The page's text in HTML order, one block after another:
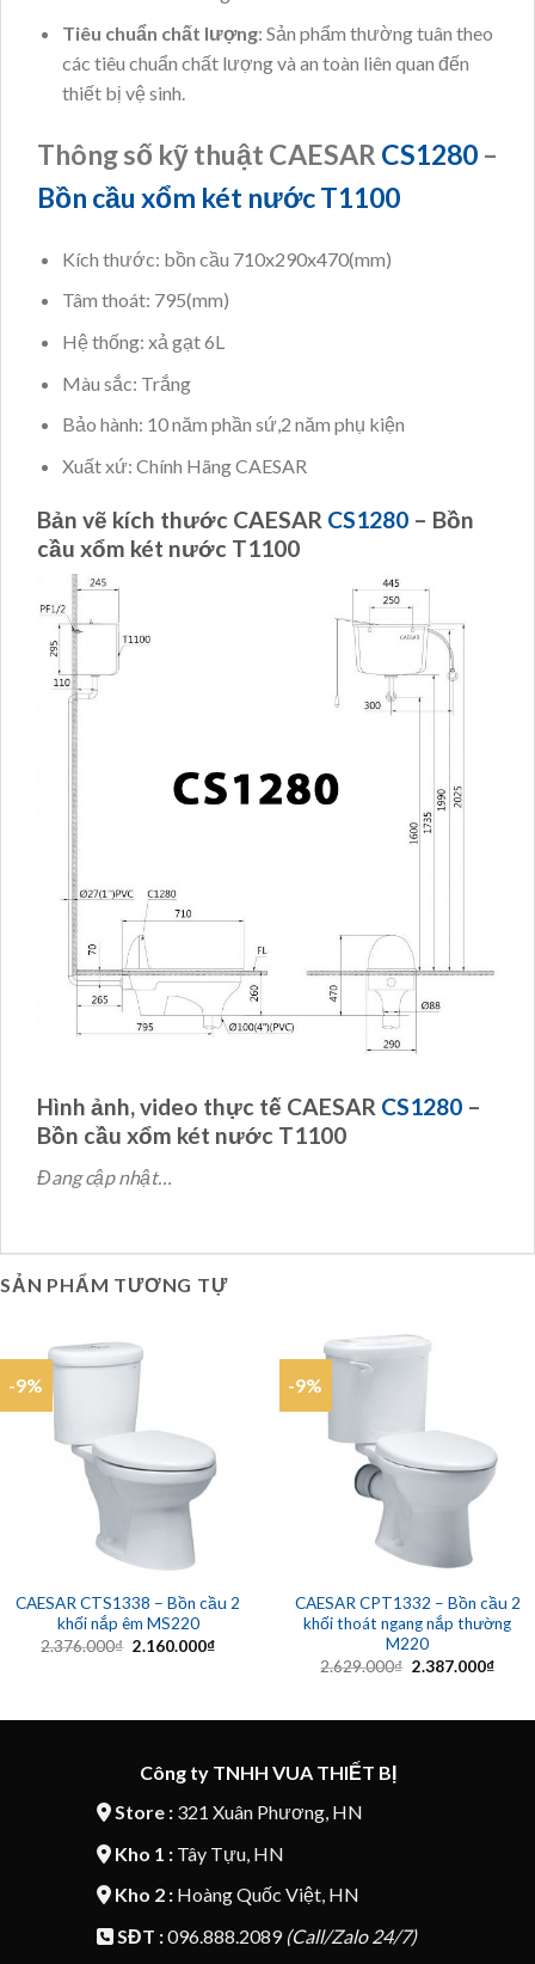
Tiêu chuẩn chất lượng: Sản phẩm thường tuân theo
các tiêu chuẩn chất lượng và an toàn liên quan đến
thiết bị vệ sinh.
Thông số kỹ thuật CAESAR CS1280 –
Bồn cầu xổm két nước T1100
Kích thước: bồn cầu 710x290x470(mm)
Tâm thoát: 795(mm)
Hệ thống: xả gạt 6L
Màu sắc: Trắng
Bảo hành: 10 năm phần sứ,2 năm phụ kiện
Xuất xứ: Chính Hãng CAESAR
Bản vẽ kích thước CAESAR CS1280 – Bồn
cầu xổm két nước T1100
Hình ảnh, video thực tế CAESAR CS1280 –
Bồn cầu xổm két nước T1100
Đang cập nhật…
SẢN PHẨM TƯƠNG TỰ
-9%
CAESAR CTS1338 – Bồn cầu 2
khối nắp êm MS220
2.376.000₫ Giá
2.160.000₫Giá
-9%
CAESAR CPT1332 – Bồn cầu 2
khối thoát ngang nắp thường
M220
2.629.000₫ Giá
2.387.000₫Giá
Công ty TNHH VUA THIẾT BỊ
Store :321 Xuân Phương, HN
Kho 1 :Tây Tựu, HN
Kho 2 :Hoàng Quốc Việt, HN
SĐT :096.888.2089 (Call/Zalo 24/7)